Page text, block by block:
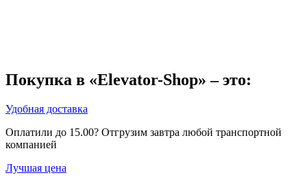
Покупка в «Elevator-Shop» – это:
Удобная доставка
Оплатили до 15.00? Отгрузим завтра любой транспортной
компанией
Лучшая цена